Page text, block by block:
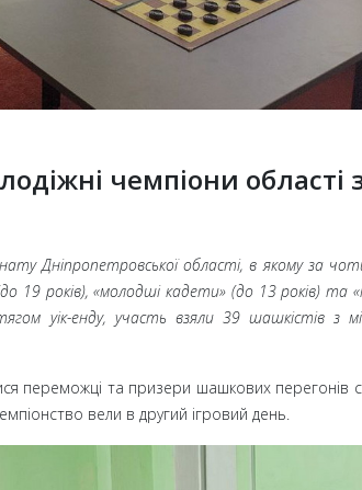
чемпіони області
Дніпропетровської області, в якому за
19 років), «молодші кадети» (до 13 років) та
уік-енду, участь взяли 39 шашкістів з
переможці та призери шашкових перегонів
вели в другий ігровий день.